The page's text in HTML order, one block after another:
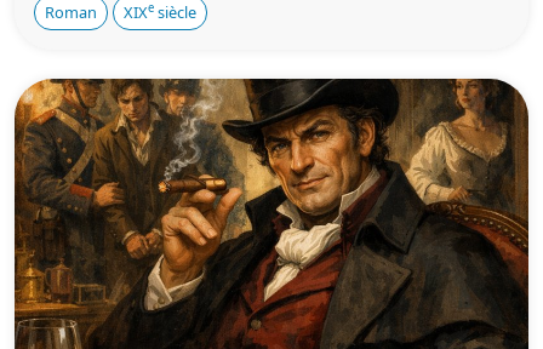
Roman XIXe siècle